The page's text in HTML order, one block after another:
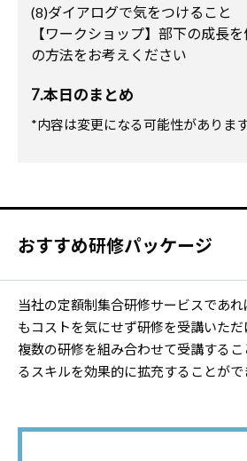
(8)ダイアログで気をつけること
【ワークショップ】部下の成長
の方法をお考えください
7.本日のまとめ
*内容は変更になる可能性がありま
おすすめ研修パッケージ
当社の定額制集合研修サービスであ
もコストを気にせず研修を受講いただ
複数の研修を組み合わせて受講する
るスキルを効果的に拡充することがで